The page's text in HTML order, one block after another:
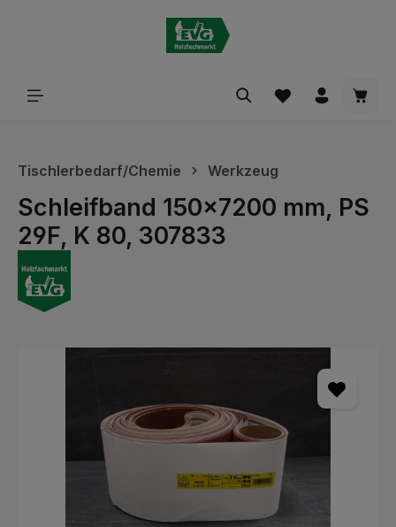
Tischlerbedarf/Chemie Werkzeug
Schleifband 150x7200 mm, PS
29F, K 80, 307833